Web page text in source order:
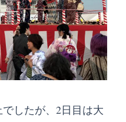
したが、2日目は大